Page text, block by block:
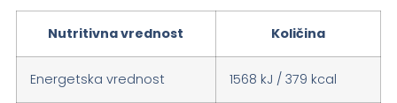
Nutritivna vrednost Količina
Energetska vrednost 1568 kJ / 379 kcal